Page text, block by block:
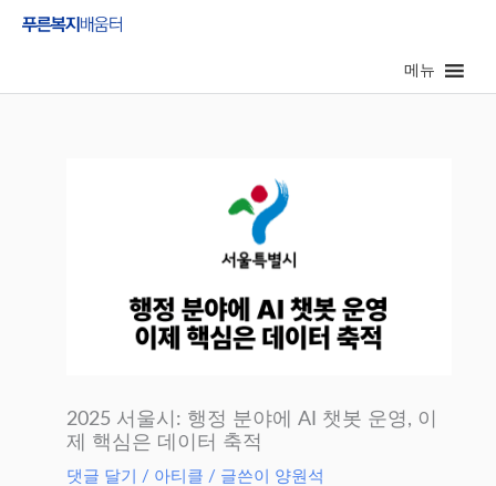
메뉴
2025 서울시: 행정 분야에 AI 챗봇 운영, 이
제 핵심은 데이터 축적
댓글 달기 / 아티클 / 글쓴이 양원석